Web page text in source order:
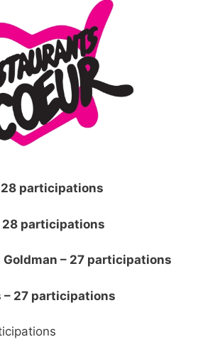
28 participations
28 participations
– 27 participations
– 27 participations